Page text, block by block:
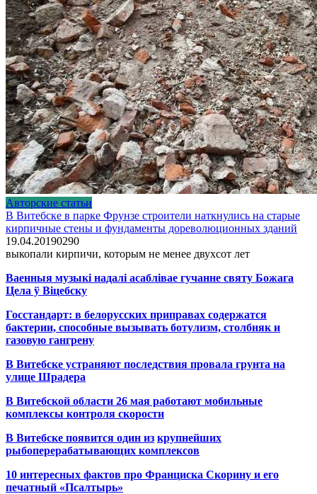
Авторские статьи
В Витебске в парке Фрунзе строители наткнулись на старые
кирпичные стены и фундаменты дореволюционных зданий
19.04.20190290
выкопали кирпичи, которым не менее двухсот лет
Ваенныя музыкі надалі асаблівае гучанне святу Божага
Цела ў Віцебску
Госстандарт: в белорусских приправах содержатся
бактерии, способные вызывать ботулизм, столбняк и
газовую гангрену
В Витебске устраняют последствия провала грунта на
улице Шрадера
В Витебской области 26 мая работают мобильные
комплексы контроля скорости
В Витебске появится один из крупнейших
рыбоперерабатывающих комплексов
10 интересных фактов про Франциска Скорину и его
печатный «Псалтырь»